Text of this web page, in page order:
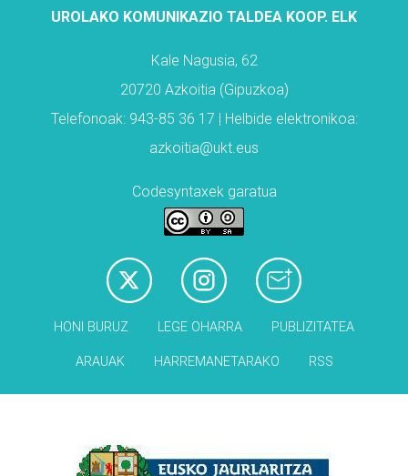
UROLAKO KOMUNIKAZIO TALDEA KOOP. ELK
Kale Nagusia, 62
20720 Azkoitia (Gipuzkoa)
Telefonoak: 943-85 36 17 | Helbide elektronikoa:
azkoitia@ukt.eus
Codesyntaxek garatua
HONI BURUZ LEGE OHARRA PUBLIZITATEA
ARAUAK HARREMANETARAKO RSS